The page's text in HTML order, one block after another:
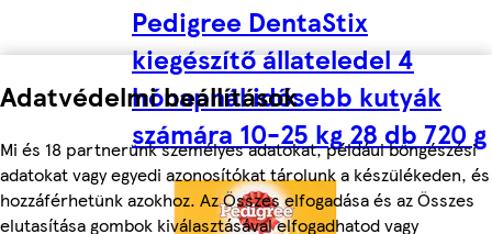
Adatvédelmi beállítások
Mi és 18 partnerünk személyes adatokat, például böngészési
adatokat vagy egyedi azonosítókat tárolunk a készülékeden, és
hozzáférhetünk azokhoz. Az Összes elfogadása és az Összes
elutasítása gombok kiválasztásával elfogadhatod vagy
Pedigree DentaStix
kiegészítő állateledel 4
hónapnál idősebb kutyák
számára 10-25 kg 28 db 720 g